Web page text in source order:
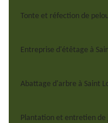
Tonte et réfection de
Entreprise d'étêtage à
Abattage d'arbre à Saint
Plantation et entretien de